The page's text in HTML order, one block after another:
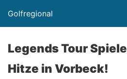
Golfregional
Legends Tour
Hitze in Vorbeck!